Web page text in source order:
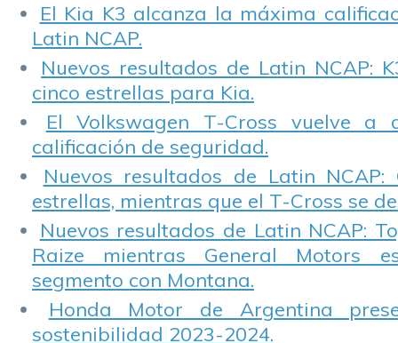
El Kia K3 alcanza la máxima
Latin NCAP.
Nuevos resultados de Latin NCAP:
cinco estrellas para Kia.
El Volkswagen T-Cross vuelve a
calificación de seguridad.
Nuevos resultados de Latin NCAP:
estrellas, mientras que el T-Cross se
Nuevos resultados de Latin NCAP:
Raize mientras General Motors
segmento con Montana.
Honda Motor de Argentina
sostenibilidad 2023-2024.